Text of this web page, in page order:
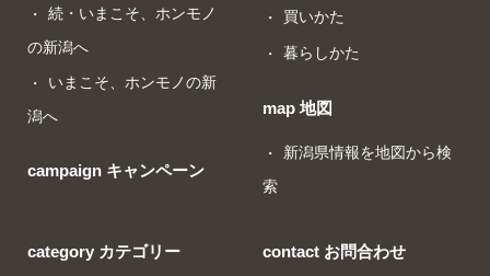
続・いまこそ、ホンモノ
の新潟へ
いまこそ、ホンモノの新
潟へ
campaign キャンペーン
買いかた
暮らしかた
map 地図
新潟県情報を地図から検
索
category カテゴリー contact お問合わせ